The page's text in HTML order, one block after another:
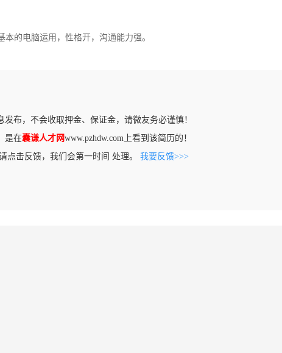
本的电脑运用，性格开，沟通能力强。
发布，不会收取押金、保证金，请微友务必谨慎！
是在囊谦人才网www.pzhdw.com上看到该简历的！
点击反馈，我们会第一时间 处理。 我要反馈>>>